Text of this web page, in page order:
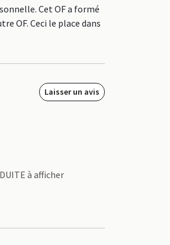
Cet OF a formé
OF. Ceci le place dans
Laisser un avis
à afficher